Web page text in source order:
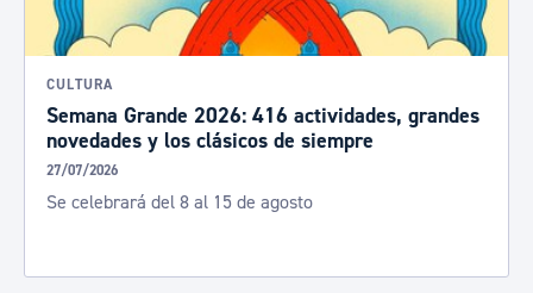
CULTURA
Semana Grande 2026: 416 actividades, grandes
novedades y los clásicos de siempre
27/07/2026
Se celebrará del 8 al 15 de agosto